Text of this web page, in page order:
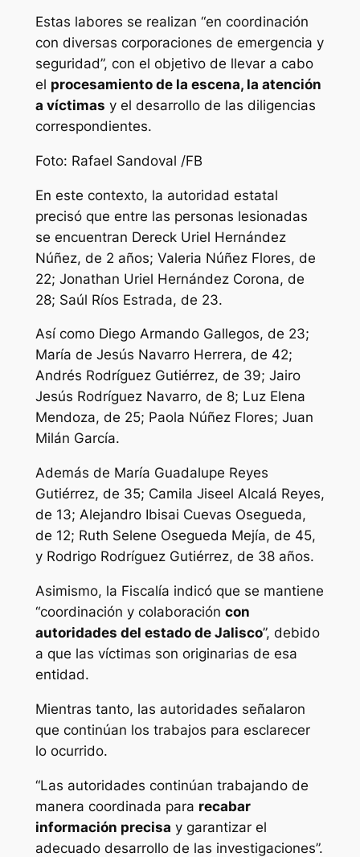
Estas labores se realizan “en coordinación
con diversas corporaciones de emergencia y
seguridad”, con el objetivo de llevar a cabo
el procesamiento de la escena, la atención
a víctimas y el desarrollo de las diligencias
correspondientes.
Foto: Rafael Sandoval /FB
En este contexto, la autoridad estatal
precisó que entre las personas lesionadas
se encuentran Dereck Uriel Hernández
Núñez, de 2 años; Valeria Núñez Flores, de
22; Jonathan Uriel Hernández Corona, de
28; Saúl Ríos Estrada, de 23.
Así como Diego Armando Gallegos, de 23;
María de Jesús Navarro Herrera, de 42;
Andrés Rodríguez Gutiérrez, de 39; Jairo
Jesús Rodríguez Navarro, de 8; Luz Elena
Mendoza, de 25; Paola Núñez Flores; Juan
Milán García.
Además de María Guadalupe Reyes
Gutiérrez, de 35; Camila Jiseel Alcalá Reyes,
de 13; Alejandro Ibisai Cuevas Osegueda,
de 12; Ruth Selene Osegueda Mejía, de 45,
y Rodrigo Rodríguez Gutiérrez, de 38 años.
Asimismo, la Fiscalía indicó que se mantiene
“coordinación y colaboración con
autoridades del estado de Jalisco”, debido
a que las víctimas son originarias de esa
entidad.
Mientras tanto, las autoridades señalaron
que continúan los trabajos para esclarecer
lo ocurrido.
“Las autoridades continúan trabajando de
manera coordinada para recabar
información precisa y garantizar el
adecuado desarrollo de las investigaciones”.